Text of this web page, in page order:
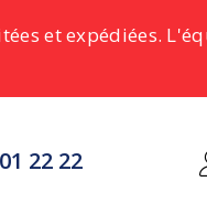
et expédiées.
22 22